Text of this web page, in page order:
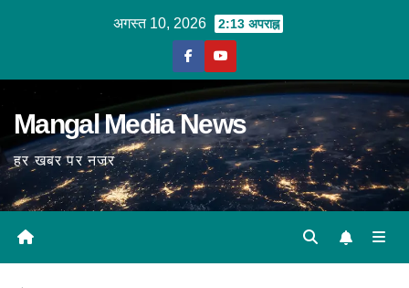
अगस्त 10, 2026 2:13 अपराह्न
Mangal Media News
हर खबर पर नजर